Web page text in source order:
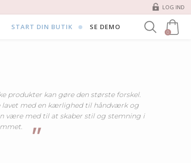
LOG IND
START DIN BUTIK SE DEMO
0
produkter kan gøre den største forskel.
lavet med en kærlighed til håndværk og
være med til at skaber stil og stemning i